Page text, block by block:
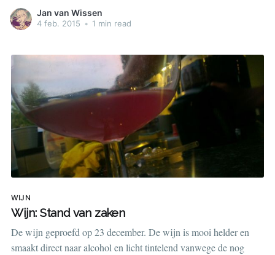
Jan van Wissen
4 feb. 2015 • 1 min read
WIJN
Wijn: Stand van zaken
De wijn geproefd op 23 december. De wijn is mooi helder en
smaakt direct naar alcohol en licht tintelend vanwege de nog